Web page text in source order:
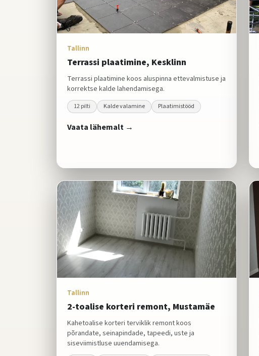
Tallinn
Terrassi plaatimine, Kesklinn
Terrassi plaatimine koos aluspinna ettevalmistuse ja
korrektse kalde lahendamisega.
12pilti Kalde valamine Plaatimistööd
Vaata lähemalt →
Tallinn
2-toalise korteri remont, Mustamäe
Kahetoalise korteri terviklik remont koos
põrandate, seinapindade, tapeedi, uste ja
siseviimistluse uuendamisega.